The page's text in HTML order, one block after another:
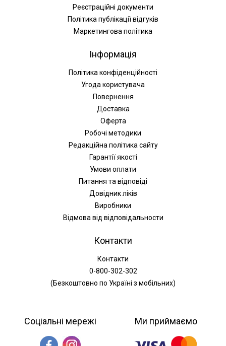
Реєстраційні документи
Політика публікації відгуків
Маркетингова політика
Інформація
Політика конфіденційності
Угода користувача
Повернення
Доставка
Оферта
Робочі методики
Редакційна політика сайту
Гарантії якості
Умови оплати
Питання та відповіді
Довідник ліків
Виробники
Відмова від відповідальности
Контакти
Контакти
0-800-302-302
(Безкоштовно по Україні з мобільних)
Соціальні мережі Ми приймаємо